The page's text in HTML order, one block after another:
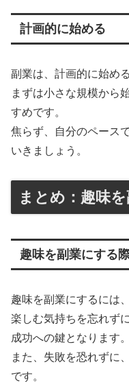
計画的に始める
副業は、計画的に始め
まずは小さな規模から
すめです。
焦らず、自分のペース
いきましょう。
まとめ：趣味
趣味を副業にする
趣味を副業にするには
楽しむ気持ちを忘れず
成功への鍵となります。
また、失敗を恐れずに
です。